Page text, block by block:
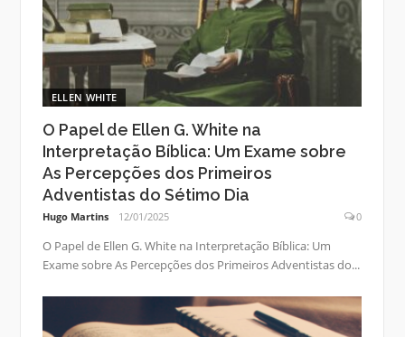
ELLEN WHITE
O Papel de Ellen G. White na
Interpretação Bíblica: Um Exame sobre
As Percepções dos Primeiros
Adventistas do Sétimo Dia
Hugo Martins 12/01/2025 0
O Papel de Ellen G. White na Interpretação Bíblica: Um
Exame sobre As Percepções dos Primeiros Adventistas do...